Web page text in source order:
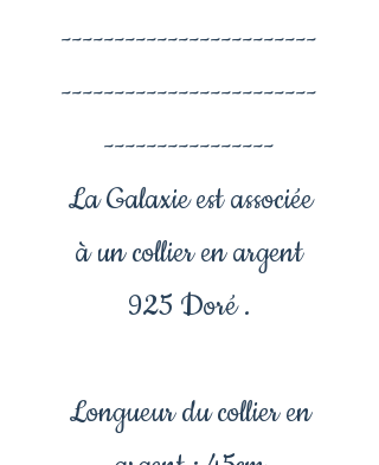
------------------------
------------------------
----------------
La Galaxie est associée
à un collier en argent
925 Doré .
Longueur du collier en